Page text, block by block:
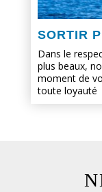
SORTIR
Dans le
plus beaux,
moment de
toute loyauté